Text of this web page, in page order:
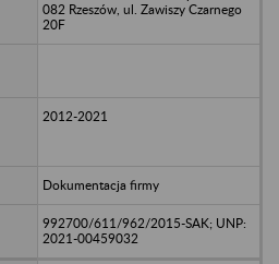
082 Rzeszów, ul. Zawiszy Czarnego
20F
2012-2021
Dokumentacja firmy
992700/611/962/2015-SAK; UNP:
2021-00459032